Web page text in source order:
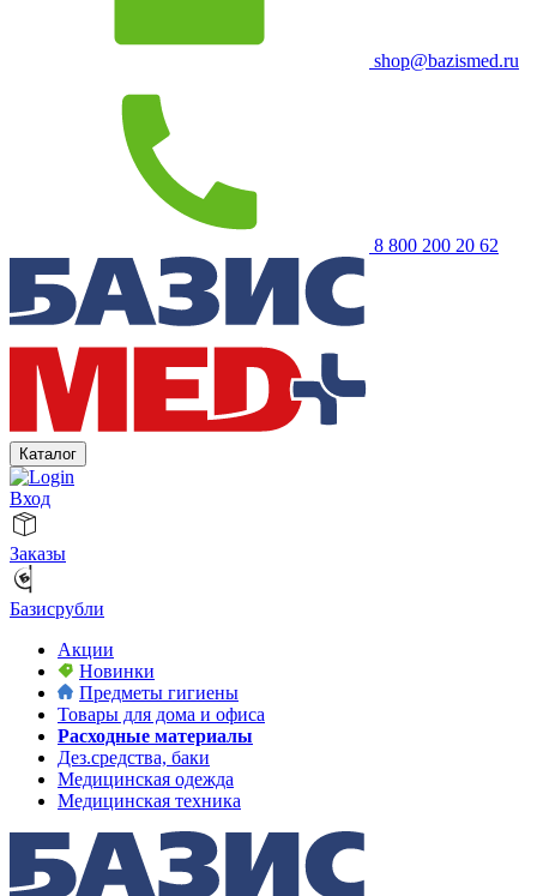
shop@bazismed.ru
8 800 200 20 62
Каталог
Вход
Заказы
Базисрубли
Акции
Новинки
Предметы гигиены
Товары для дома и офиса
Расходные материалы
Дез.средства, баки
Медицинская одежда
Медицинская техника